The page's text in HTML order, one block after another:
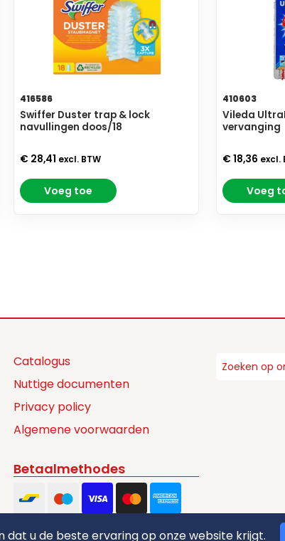
416586
Swiffer Duster trap & lock
navullingen doos/18
€ 28,41 excl. BTW
Voeg toe
410603
Vileda
vervanging
€ 18,36 excl.
Voeg
Catalogus
Nuttige documenten
Privacy policy
Algemene voorwaarden
Betaalmethodes
u de beste ervaring op onze website krijgt.